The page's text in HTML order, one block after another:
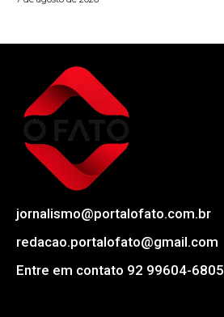
jornalismo@portalofato.com.br
redacao.portalofato@gmail.com
Entre em contato 92 99604-6805